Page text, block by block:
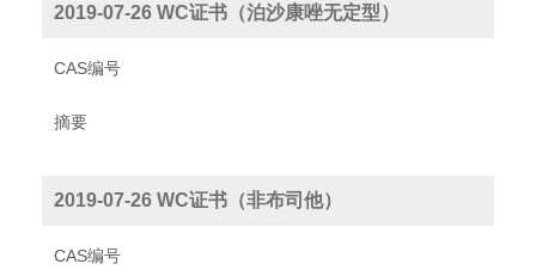
2019-07-26 WC证书（泊沙康唑无定型）
CAS编号
摘要
2019-07-26 WC证书（非布司他）
CAS编号